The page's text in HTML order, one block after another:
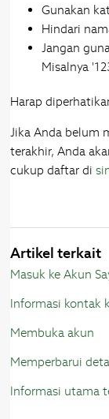
Gunakan
Hindari
Jangan
Misalnya
Harap
Jika Anda belum
terakhir, Anda
cukup daftar di
Artikel terkait
Masuk ke Akun
Informasi kontak
Membuka akun
Memperbarui
Informasi utama